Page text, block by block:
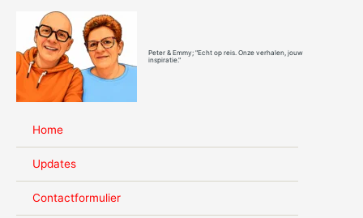
inhoud
Peter & Emmy; "Echt op reis. Onze verhalen, jouw
inspiratie."
Home
Updates
Contactformulier